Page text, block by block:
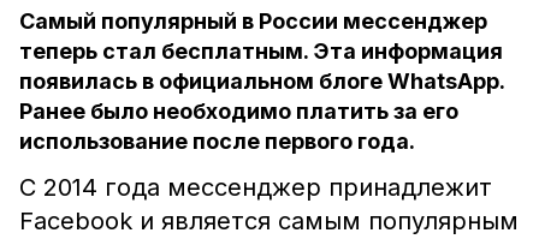
Самый популярный в России мессенджер
теперь стал бесплатным. Эта информация
появилась в официальном блоге WhatsApp.
Ранее было необходимо платить за его
использование после первого года.
С 2014 года мессенджер принадлежит
Facebook и является самым популярным